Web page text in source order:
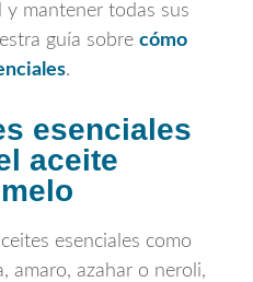
y mantener todas sus
guía sobre cómo
.
esenciales
aceite
esenciales como
amaro, azahar o neroli,